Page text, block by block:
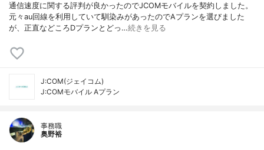
通信速度に関する評判が良かったのでJCOMモバイルを契約しました。
元々au回線を利用していて馴染みがあったのでAプランを選びました
が、正直などころDプランとどっ…続きを見る
J:COM(ジェイコム)
J:COMモバイル Aプラン
事務職
奥野裕